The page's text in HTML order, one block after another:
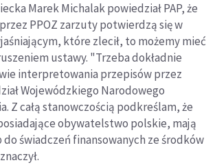
Marek Michalak powiedział PAP, że
PPOZ zarzuty potwierdzą się w
które zlecił, to możemy mieć
ustawy. "Trzeba dokładnie
interpretowania przepisów przez
Wojewódzkiego Narodowego
Z całą stanowczością podkreślam, że
obywatelstwo polskie, mają
świadczeń finansowanych ze środków